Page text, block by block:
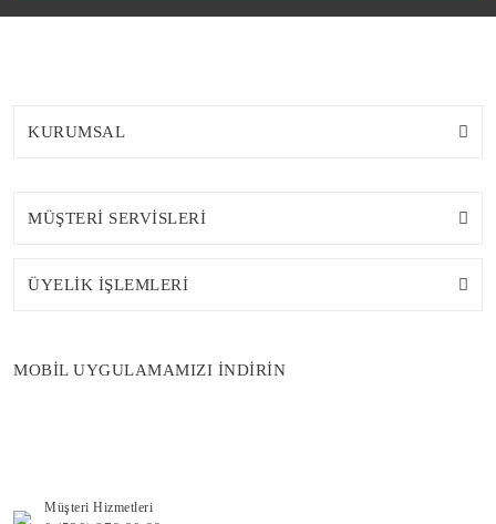
KURUMSAL
MÜŞTERİ SERVİSLERİ
ÜYELİK İŞLEMLERİ
MOBİL UYGULAMAMIZI İNDİRİN
Müşteri Hizmetleri